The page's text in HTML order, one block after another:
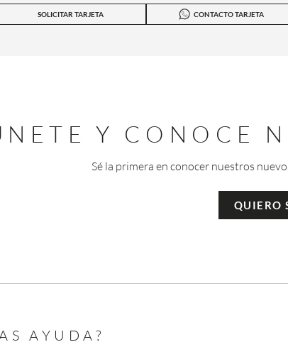
SOLICITAR TARJETA CONTACTO TARJETA
Y CONOCE
Sé la primera en conocer nuestros
QUIERO
AYUDA?